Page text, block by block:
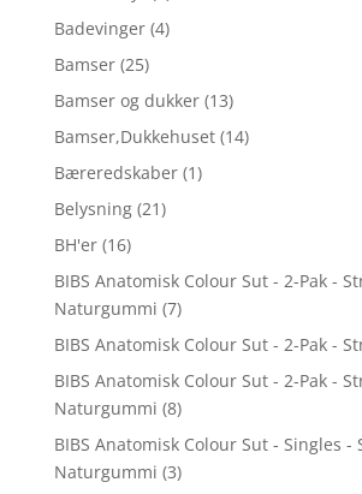
Badevinger (4)
Bamser (25)
Bamser og dukker (13)
Bamser,Dukkehuset (14)
Bæreredskaber (1)
Belysning (21)
BH'er (16)
BIBS Anatomisk Colour Sut - 2-Pak -
Naturgummi (7)
BIBS Anatomisk Colour Sut - 2-Pak -
BIBS Anatomisk Colour Sut - 2-Pak -
Naturgummi (8)
BIBS Anatomisk Colour Sut - Singles -
Naturgummi (3)